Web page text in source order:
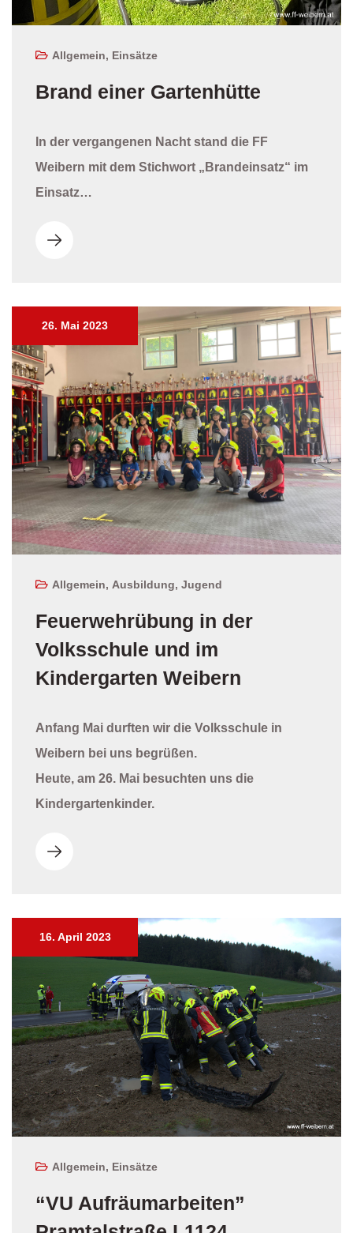
Allgemein, Einsätze
Brand einer Gartenhütte
In der vergangenen Nacht stand die FF
Weibern mit dem Stichwort „Brandeinsatz“ im
Einsatz…
26. Mai 2023
Allgemein, Ausbildung, Jugend
Feuerwehrübung in der
Volksschule und im
Kindergarten Weibern
Anfang Mai durften wir die Volksschule in
Weibern bei uns begrüßen.
Heute, am 26. Mai besuchten uns die
Kindergartenkinder.
16. April 2023
Allgemein, Einsätze
“VU Aufräumarbeiten”